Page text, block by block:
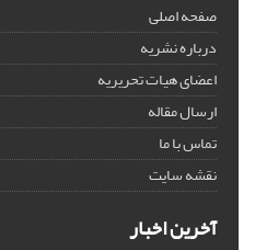
صفحه اصلی
درباره نشریه
اعضای هیات تحریریه
ارسال مقاله
تماس با ما
نقشه سایت
آخرین اخبار